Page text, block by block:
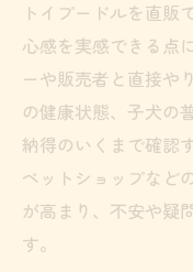
トイプー
的な方法
トイプー
べきポイン
直販先の評
心度を見極
トイプードルを直販
心感を実感できる点
ーや販売者と直接や
の健康状態、子犬の
納得のいくまで確認
ペットショップなど
が高まり、不安や疑
す。